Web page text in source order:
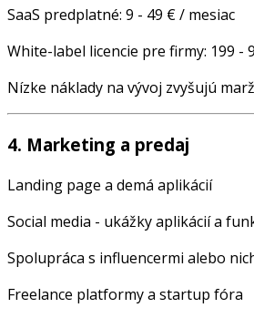
SaaS predplatné: 9 - 49 € / mesiac
White-label licencie pre firmy: 199 -
Nízke náklady na vývoj zvyšujú
4. Marketing a predaj
Landing page a demá aplikácií
Social media - ukážky aplikácií a
Spolupráca s influencermi alebo
Freelance platformy a startup fóra